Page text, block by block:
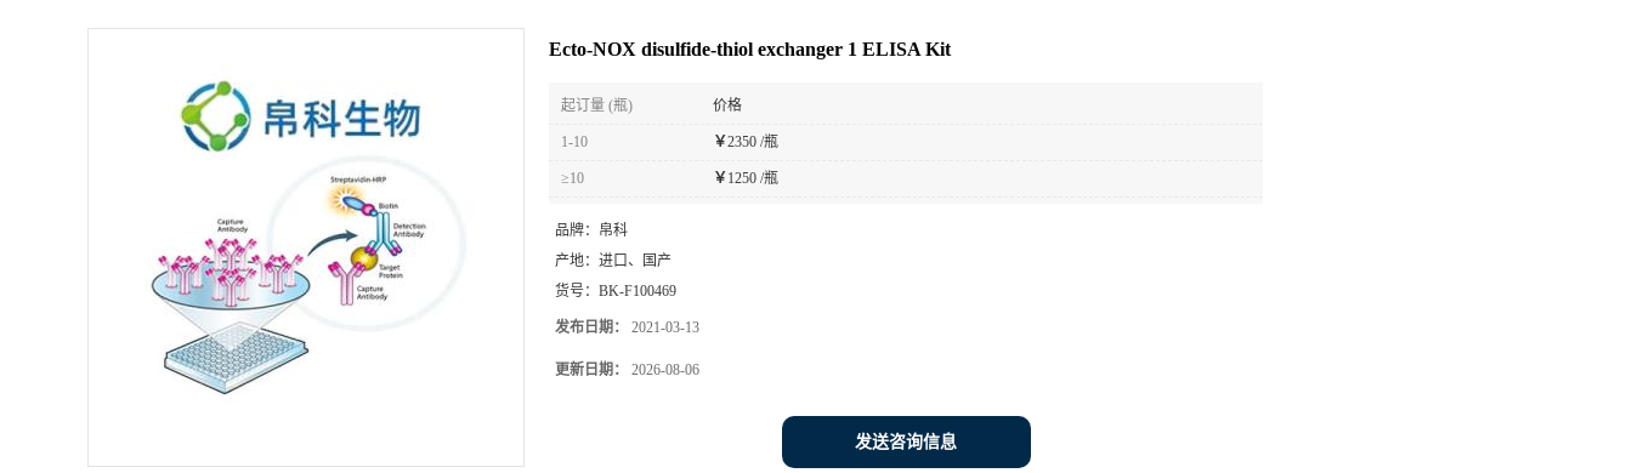
Ecto-NOX disulfide-thiol exchanger 1 ELISA Kit
起订量 (瓶) 价格
1-10 ￥2350 /瓶
≥10 ￥1250 /瓶
品牌： 帛科
产地： 进口、国产
货号： BK-F100469
发布日期： 2021-03-13
更新日期： 2026-08-06
发送咨询信息